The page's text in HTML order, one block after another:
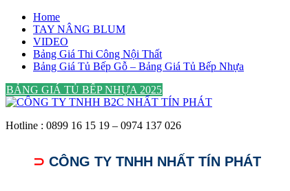
Skip
content
Home
TAY NÂNG BLUM
VIDEO
Bảng Giá Thi Công Nội Thất
Bảng Giá Tủ Bếp Gỗ – Bảng Giá Tủ Bếp Nhựa
BẢNG GIÁ TỦ BẾP NHỰA 2025
Hotline : 0899 16 15 19 – 0974 137 026
⊃ CÔNG TY TNHH NHẤT TÍN PHÁT